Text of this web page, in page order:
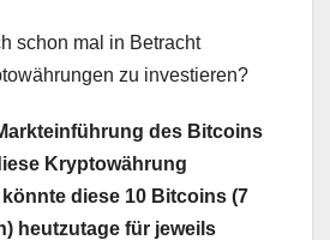
schon mal in Betracht
zu investieren?
des Bitcoins
Kryptowährung
könnte diese 10 Bitcoins (7
heutzutage für jeweils